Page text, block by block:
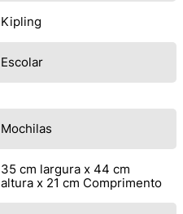
Kipling
Escolar
Mochilas
35 cm largura x 44 cm
altura x 21 cm Comprimento